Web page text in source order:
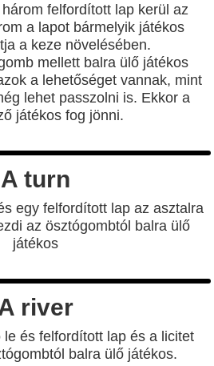
felfordított lap kerül az
a lapot bármelyik játékos
a keze növelésében.
mellett balra ülő játékos
a lehetőséget vannak, mint
lehet passzolni is. Ekkor a
játékos fog jönni.
A turn
egy felfordított lap az asztalra
az ösztógombtól balra ülő
játékos
river
és felfordított lap és a licitet
balra ülő játékos.